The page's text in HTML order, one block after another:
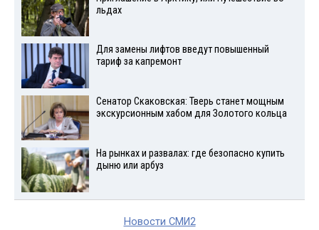
льдах
Для замены лифтов введут повышенный
тариф за капремонт
Сенатор Скаковская: Тверь станет мощным
экскурсионным хабом для Золотого кольца
На рынках и развалах: где безопасно купить
дыню или арбуз
Новости СМИ2